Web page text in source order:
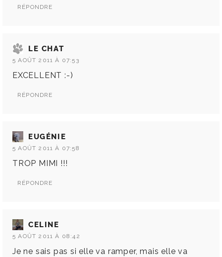
RÉPONDRE
LE CHAT
5 AOÛT 2011 À 07:53
EXCELLENT :-)
RÉPONDRE
EUGÉNIE
5 AOÛT 2011 À 07:58
TROP MIMI !!!
RÉPONDRE
CELINE
5 AOÛT 2011 À 08:42
Je ne sais pas si elle va ramper, mais elle va